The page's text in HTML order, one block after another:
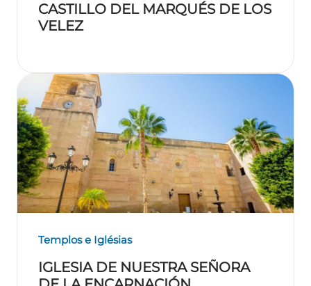
CASTILLO DEL MARQUÉS DE LOS
VELEZ
Templos e Iglésias
IGLESIA DE NUESTRA SEÑORA